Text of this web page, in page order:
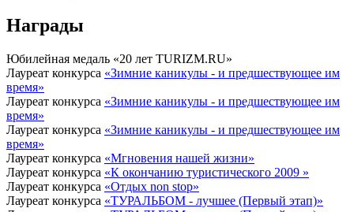
Награды
Юбилейная медаль «20 лет TURIZM.RU»
Лауреат конкурса «Зимние каникулы - и предшествующее им
время»
Лауреат конкурса «Зимние каникулы - и предшествующее им
время»
Лауреат конкурса «Зимние каникулы - и предшествующее им
время»
Лауреат конкурса «Мгновения нашей жизни»
Лауреат конкурса «К окончанию туристического 2009 »
Лауреат конкурса «Отдых non stop»
Лауреат конкурса «ТУРАЛЬБОМ - лучшее (Первый этап)»